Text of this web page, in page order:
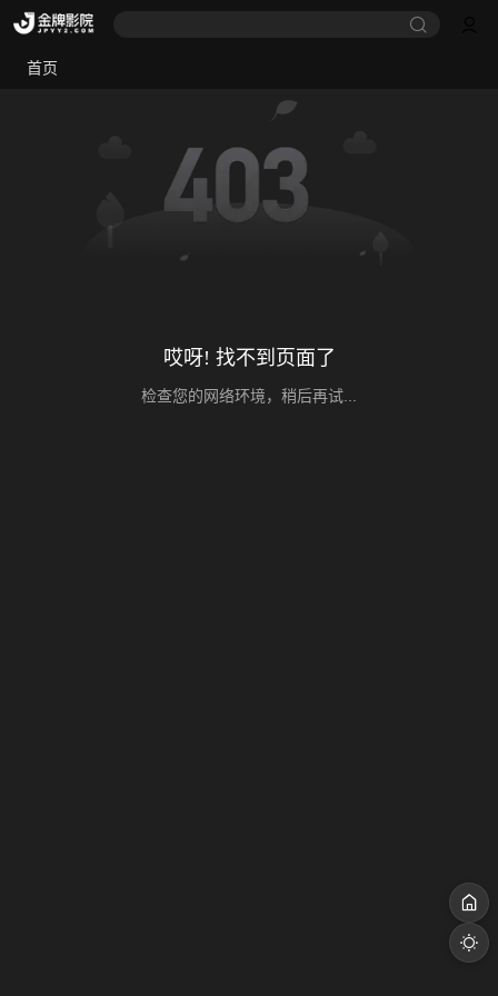
首页
哎呀! 找不到页面了
检查您的网络环境，稍后再试...